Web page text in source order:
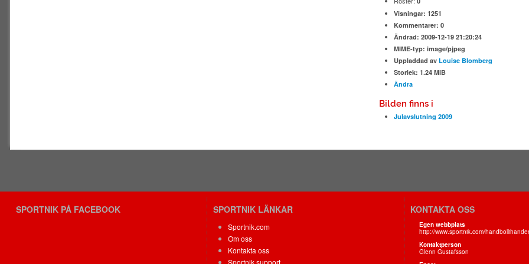
Visningar: 1251
Kommentarer: 0
Ändrad: 2009-12-19 21:20:24
MIME-typ: image/pjpeg
Uppladdad av Louise Blomberg
Storlek: 1.24 MiB
Ändra
Bilden finns i
Julavslutning 2009
SPORTNIK PÅ FACEBOOK SPORTNIK LÄNKAR
Sportnik.com
Om oss
Kontakta oss
Sportnik support
KONTAKTA OSS
Egen webbplats
http://www.sportnik.com/
Kontaktperson
Glenn Gustafsson